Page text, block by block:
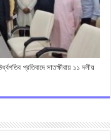
প্রতিবাদে সাতক্ষীরায় ১১ দলীয়